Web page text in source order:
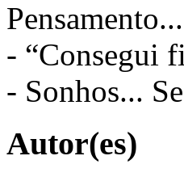
- “Consegui
- Sonhos...
Autor(es)